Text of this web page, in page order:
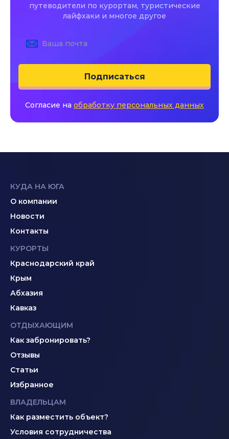
путеводители по курортам, туристические
лайфхаки и многое другое
Подписаться
Согласие на обработку персональных данных
КУДА НА ЮГА
О компании
Новости
Контакты
КУРОРТЫ
Краснодарский край
Крым
Абхазия
Кавказ
ОТДЫХАЮЩИМ
Как забронировать?
Отзывы
Статьи
Избранное
ВЛАДЕЛЬЦАМ
Как разместить объект?
Условия сотрудничества